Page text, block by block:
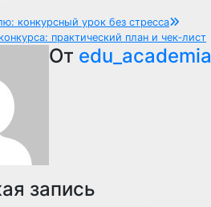
конкурсный урок без стресса
практический план и чек‑лист
От edu_academia
запись